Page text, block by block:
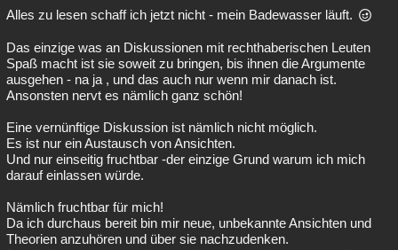
Alles zu lesen schaff ich jetzt nicht - mein Badewasser läuft.
Das einzige was an Diskussionen mit rechthaberischen Leuten
Spaß macht ist sie soweit zu bringen, bis ihnen die Argumente
ausgehen - na ja , und das auch nur wenn mir danach ist.
Ansonsten nervt es nämlich ganz schön!
Eine vernünftige Diskussion ist nämlich nicht möglich.
Es ist nur ein Austausch von Ansichten.
Und nur einseitig fruchtbar -der einzige Grund warum ich mich
darauf einlassen würde.
Nämlich fruchtbar für mich!
Da ich durchaus bereit bin mir neue, unbekannte Ansichten und
Theorien anzuhören und über sie nachzudenken.